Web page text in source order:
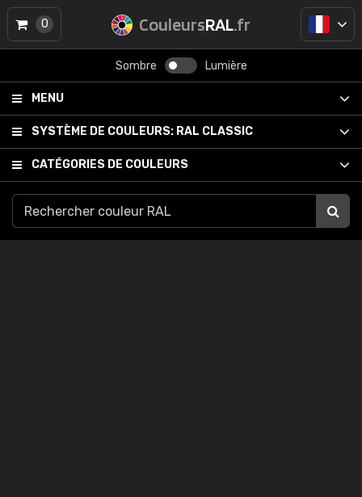
CouleursRAL.fr
Sombre Lumière
MENU
SYSTÈME DE COULEURS: RAL CLASSIC
CATÉGORIES DE COULEURS
0